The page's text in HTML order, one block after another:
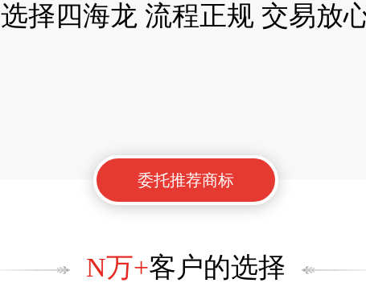
选择四海龙 流程正规 交易放
委托推荐商标
N万+客户的选择